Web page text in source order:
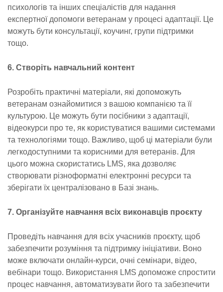
психологів та інших спеціалістів для надання
експертної допомоги ветеранам у процесі адаптації. Це
можуть бути консультації, коучинг, групи підтримки
тощо.
6. Створіть навчальний контент
Розробіть практичні матеріали, які допоможуть
ветеранам ознайомитися з вашою компанією та її
культурою. Це можуть бути посібники з адаптації,
відеокурси про те, як користуватися вашими системами
та технологіями тощо. Важливо, щоб ці матеріали були
легкодоступними та корисними для ветеранів. Для
цього можна скористатись LMS, яка дозволяє
створювати різноформатні електронні ресурси та
зберігати їх централізовано в Базі знань.
7. Організуйте навчання всіх виконавців проєкту
Проведіть навчання для всіх учасників проєкту, щоб
забезпечити розуміння та підтримку ініціативи. Воно
може включати онлайн-курси, очні семінари, відео,
вебінари тощо. Використання LMS допоможе спростити
процес навчання, автоматизувати його та забезпечити